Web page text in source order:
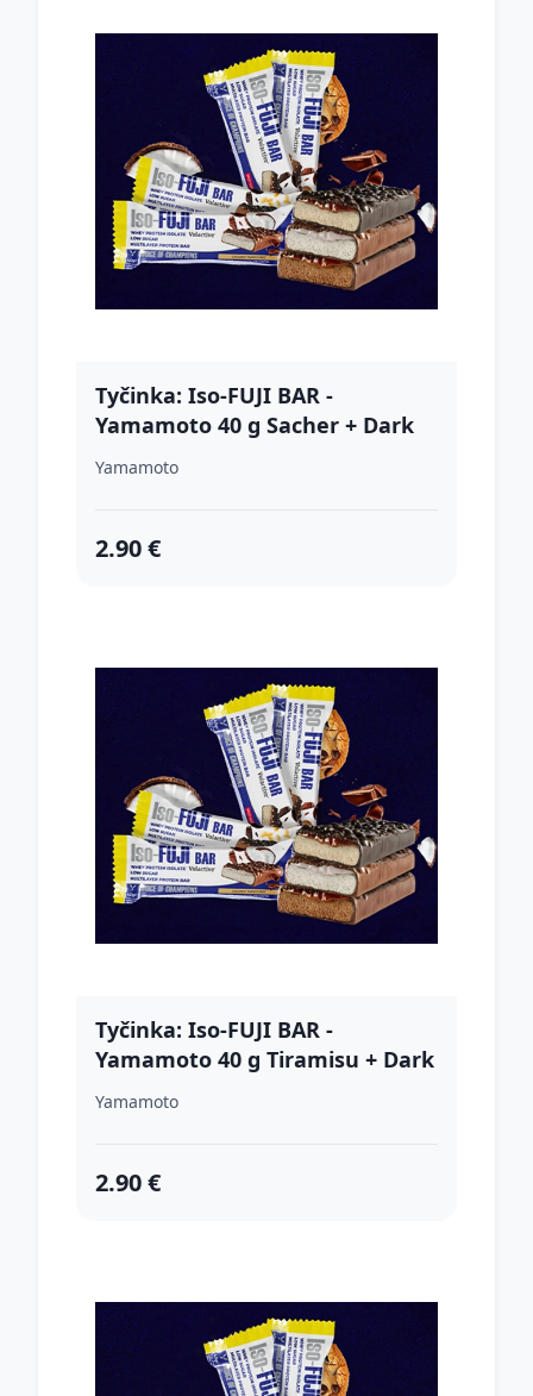
Tyčinka: Iso-FUJI BAR -
Yamamoto 40 g Sacher + Dark
Chocolate Coating
Yamamoto
2.90 €
Tyčinka: Iso-FUJI BAR -
Yamamoto 40 g Tiramisu + Dark
Chocolate Coating
Yamamoto
2.90 €